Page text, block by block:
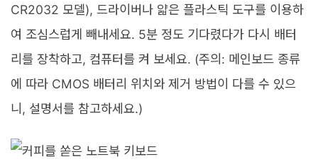
CR2032 모델), 드라이버나 얇은 플라스틱 도구를 이용하
여 조심스럽게 빼내세요. 5분 정도 기다렸다가 다시 배터
리를 장착하고, 컴퓨터를 켜 보세요. (주의: 메인보드 종류
에 따라 CMOS 배터리 위치와 제거 방법이 다를 수 있으
니, 설명서를 참고하세요.)